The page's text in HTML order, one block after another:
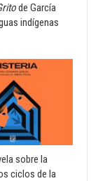
de García
indígenas
sobre la
ciclos de la